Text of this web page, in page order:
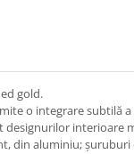
gold.
o integrare subtilă
designurilor interioare
din aluminiu;